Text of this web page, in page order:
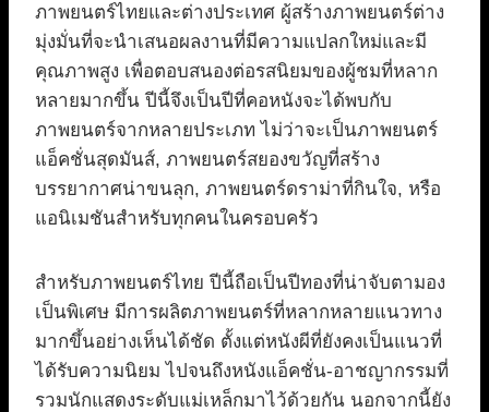
ภาพยนตร์ไทยและต่างประเทศ ผู้สร้างภาพยนตร์ต่าง
มุ่งมั่นที่จะนำเสนอผลงานที่มีความแปลกใหม่และมี
คุณภาพสูง เพื่อตอบสนองต่อรสนิยมของผู้ชมที่หลาก
หลายมากขึ้น ปีนี้จึงเป็นปีที่คอหนังจะได้พบกับ
ภาพยนตร์จากหลายประเภท ไม่ว่าจะเป็นภาพยนตร์
แอ็คชั่นสุดมันส์, ภาพยนตร์สยองขวัญที่สร้าง
บรรยากาศน่าขนลุก, ภาพยนตร์ดราม่าที่กินใจ, หรือ
แอนิเมชันสำหรับทุกคนในครอบครัว
สำหรับภาพยนตร์ไทย ปีนี้ถือเป็นปีทองที่น่าจับตามอง
เป็นพิเศษ มีการผลิตภาพยนตร์ที่หลากหลายแนวทาง
มากขึ้นอย่างเห็นได้ชัด ตั้งแต่หนังผีที่ยังคงเป็นแนวที่
ได้รับความนิยม ไปจนถึงหนังแอ็คชั่น-อาชญากรรมที่
รวมนักแสดงระดับแม่เหล็กมาไว้ด้วยกัน นอกจากนี้ยัง